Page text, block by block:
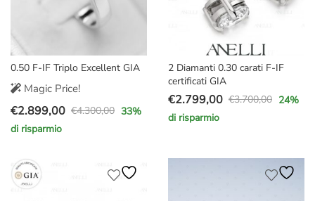
0.50 F-IF Triplo Excellent GIA
Magic Price!
€4.300,00
Il
prezzo
era:
€4.300,00.
€2.899,00
Il
prezzo
è:
€2.899,00.
33%
di risparmio
2 Diamanti 0.30 carati F-IF
certificati GIA
€3.700,00
Il
prezzo
era:
€2.799,00
Il
prezzo
è:
24%
di risparmio